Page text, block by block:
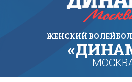
ЖЕНСКИЙ